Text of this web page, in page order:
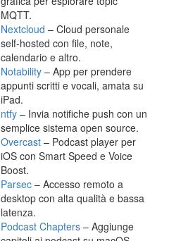
MQTT.
Nextcloud – Cloud personale
self-hosted con file, note,
calendario e altro.
Notability – App per prendere
appunti scritti e vocali, amata su
iPad.
ntfy – Invia notifiche push con un
semplice sistema open source.
Overcast – Podcast player per
iOS con Smart Speed e Voice
Boost.
Parsec – Accesso remoto a
desktop con alta qualità e bassa
latenza.
Podcast Chapters – Aggiunge